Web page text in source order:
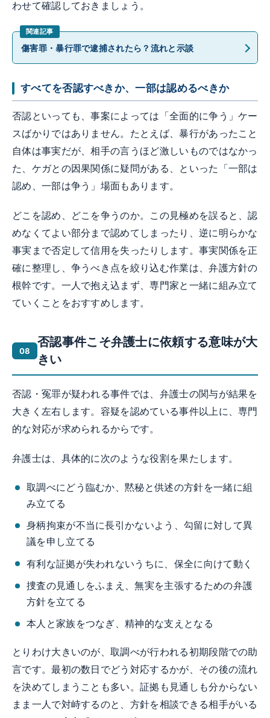
わせて確認しておきましょう。
傷害罪・暴行罪で逮捕されたら？流れと示談
すべてを否認すべきか、一部は認めるべきか
否認といっても、事案によっては「全面的に争う」ケー
スばかりではありません。たとえば、暴行があったこと
自体は事実だが、相手の言うほど激しいものではなかっ
た、ケガとの因果関係に疑問がある、といった「一部は
認め、一部は争う」場面もあります。
どこを認め、どこを争うのか。この見極めを誤ると、認
めなくてよい部分まで認めてしまったり、逆に明らかな
事実まで否定して信用を失ったりします。事実関係を正
確に整理し、争うべき点を絞り込む作業は、弁護方針の
根幹です。一人で抱え込まず、専門家と一緒に組み立て
ていくことをおすすめします。
否認事件こそ弁護士に依頼する意味が大
きい
否認・冤罪が疑われる事件では、弁護士の関与が結果を
大きく左右します。容疑を認めている事件以上に、専門
的な対応が求められるからです。
弁護士は、具体的に次のような役割を果たします。
取調べにどう臨むか、黙秘と供述の方針を一緒に組
み立てる
身柄拘束が不当に長引かないよう、勾留に対して異
議を申し立てる
有利な証拠が失われないうちに、保全に向けて動く
捜査の見通しをふまえ、無実を主張するための弁護
方針を立てる
本人と家族をつなぎ、精神的な支えとなる
とりわけ大きいのが、取調べが行われる初期段階での助
言です。最初の数日でどう対応するかが、その後の流れ
を決めてしまうことも多い。証拠も見通しも分からない
まま一人で対峙するのと、方針を相談できる相手がいる